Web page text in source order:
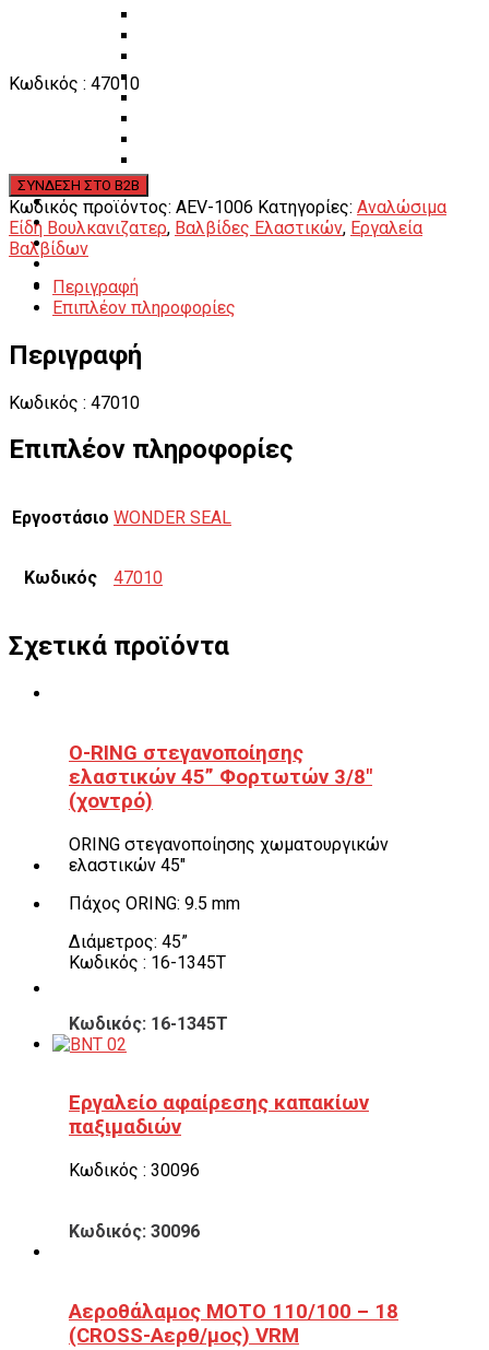
ΚΑΤΑΛΟΓΟΣ
DOWNLOADS
VIDEO & ΝΕΑ
ΕΠΙΚΟΙΝΩΝΙΑ
ΕΝ
Κωδικός : 47010
Κωδικός προϊόντος: AEV-1006 Κατηγορίες: Αναλώσιμα
Είδη Βουλκανιζατερ, Βαλβίδες Ελαστικών, Εργαλεία
Βαλβίδων
Περιγραφή
Επιπλέον πληροφορίες
Περιγραφή
Κωδικός : 47010
Επιπλέον πληροφορίες
Εργοστάσιο WONDER SEAL
Κωδικός 47010
Σχετικά προϊόντα
O-RING στεγανοποίησης
ελαστικών 45” Φορτωτών 3/8″
(χοντρό)
ORING στεγανοποίησης χωματουργικών
ελαστικών 45″
Πάχος ORING: 9.5 mm
Διάμετρος: 45”
Κωδικός : 16-1345T
Κωδικός: 16-1345T
Εργαλείο αφαίρεσης καπακίων
παξιμαδιών
Κωδικός : 30096
Κωδικός: 30096
Αεροθάλαμος ΜΟΤΟ 110/100 – 18
(CROSS-Αερθ/μος) VRM